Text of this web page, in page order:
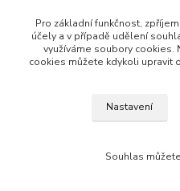
Pro základní funkčnost,
účely a v případě udělení
využíváme soubory cookies.
cookies můžete kdykoli upravit
Nastavení
Souhlas